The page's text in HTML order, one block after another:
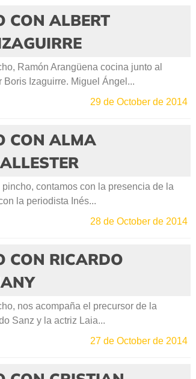
CON ALBERT
Ramón Arangüena cocina junto al
Izaguirre. Miguel Ángel...
29 de October de 2014
CON ALMA
contamos con la presencia de la
la periodista Inés...
28 de October de 2014
CON RICARDO
nos acompaña el precursor de la
Sanz y la actriz Laia...
27 de October de 2014